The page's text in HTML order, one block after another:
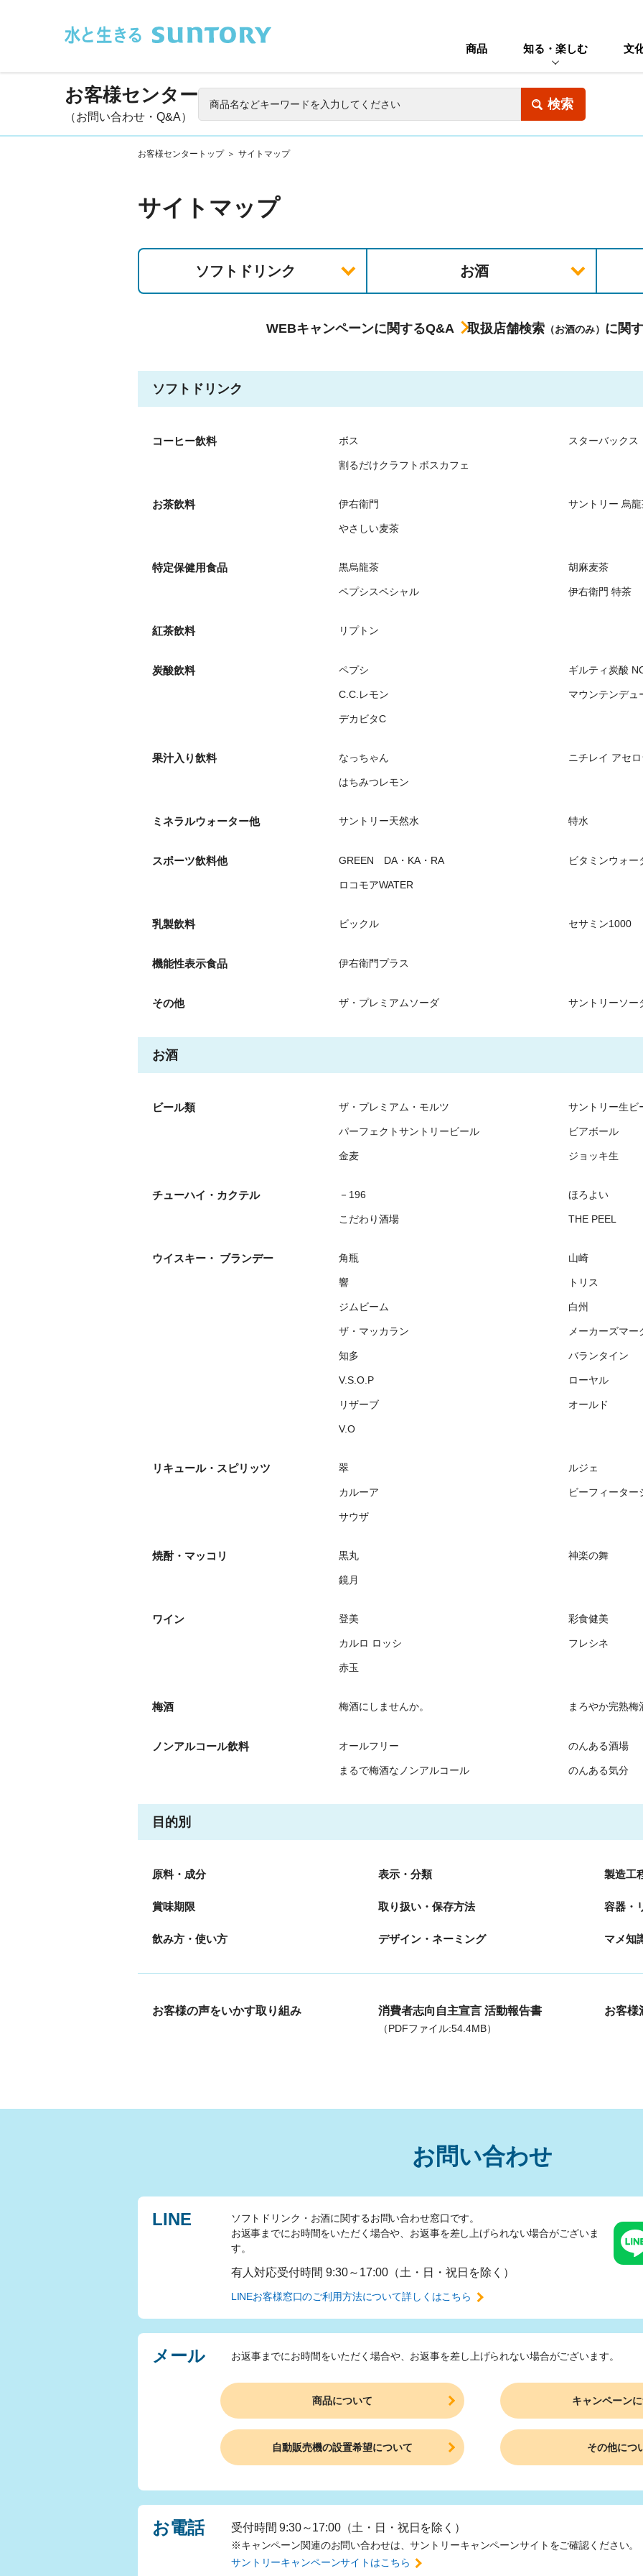
商品 知る・楽しむ 文
お客様センター
（お問い合わせ・Q&A）
お客様センタートップ ＞ サイトマップ
サイトマップ
ソフト ドリンク お酒
WEBキャンペーンに関するQ&A 取扱店舗検索 （お酒のみ） に関
ソフトドリンク
コーヒー飲料 ボス スターバックス
割るだけクラフトボスカフェ
お茶飲料 伊右衛門 サントリー 烏
やさしい麦茶
特定保健用食品 黒烏龍茶 胡麻麦茶
ペプシスペシャル 伊右衛門 特茶
紅茶飲料 リプトン
炭酸飲料 ペプシ ギルティ炭酸
C.C.レモン マウンテンデュ
デカビタC
果汁入り飲料 なっちゃん ニチレイ アセ
はちみつレモン
ミネラルウォーター他 サントリー天然水 特水
スポーツ飲料他 GREEN DA・KA・RA ビタミンウォー
ロコモアWATER
乳製飲料 ビックル セサミン1000
機能性表示食品 伊右衛門プラス
その他 ザ・プレミアムソーダ サントリーソー
お酒
ビール類 ザ・プレミアム・モルツ サントリー生ビ
パーフェクトサントリービール ビアボール
金麦 ジョッキ生
チューハイ・カクテル －196 ほろよい
こだわり酒場 THE PEEL
ウイスキー・ ブランデー 角瓶 山崎
響 トリス
ジムビーム 白州
ザ・マッカラン メーカーズマー
知多 バランタイン
V.S.O.P ローヤル
リザーブ オールド
V.O
リキュール・スピリッツ 翠 ルジェ
カルーア ビーフィーター
サウザ
焼酎・マッコリ 黒丸 神楽の舞
鏡月
ワイン 登美 彩食健美
カルロ ロッシ フレシネ
赤玉
梅酒 梅酒にしませんか。 まろやか完熟梅
ノンアルコール飲料 オールフリー のんある酒場
まるで梅酒なノンアルコール のんある気分
目的別
原料・成分 表示・分類 製造工
賞味期限 取り扱い・保存方法 容器・
飲み方・使い方 デザイン・ネーミング マメ知
お客様の声をいかす取り組み 消費者志向自主宣言 活動報告書
（PDFファイル:54.4MB）
お客様
お問い合わせ
LINE
ソフトドリンク・お酒に関するお問い合わせ窓口です。
お返事までにお時間をいただく場合や、 お返事を差し上げられない場合がございま
す。
有人対応受付時間 9:30～17:00（土・日・祝日を除く）
LINEお客様窓口のご利用方法について詳しくはこちら
メール お返事までにお時間をいただく場合や、 お返事を差し上げられない場合がございます。
商品について キャンペーン
自動販売機の設置希望について その他につ
お電話 受付時間 9:30～17:00（土・日・祝日を除く）
※キャンペーン関連のお問い合わせは、サントリーキャンペーンサイトをご確認ください。
サントリーキャンペーンサイトはこちら